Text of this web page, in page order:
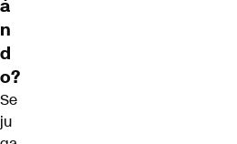
á
n
d
o?
Se
ju